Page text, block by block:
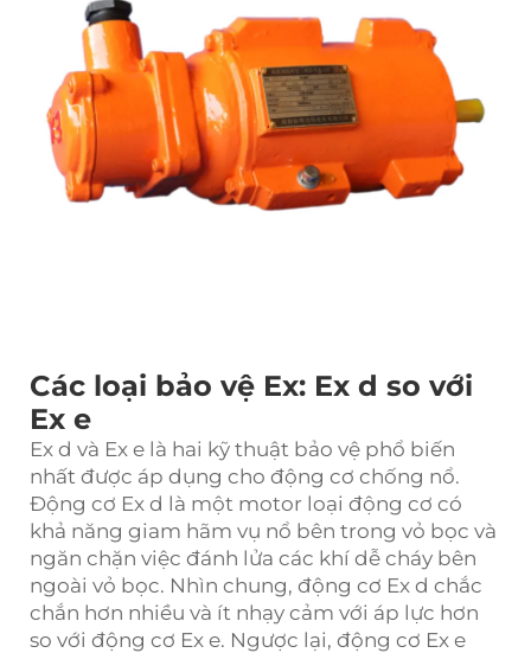
Các loại bảo vệ Ex: Ex d so với
Ex e
Ex d và Ex e là hai kỹ thuật bảo vệ phổ biến
nhất được áp dụng cho động cơ chống nổ.
Động cơ Ex d là một motor loại động cơ có
khả năng giam hãm vụ nổ bên trong vỏ bọc và
ngăn chặn việc đánh lửa các khí dễ cháy bên
ngoài vỏ bọc. Nhìn chung, động cơ Ex d chắc
chắn hơn nhiều và ít nhạy cảm với áp lực hơn
so với động cơ Ex e. Ngược lại, động cơ Ex e